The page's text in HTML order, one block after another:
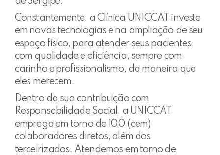
Constantemente, a Clínica UNICCAT investe
em novas tecnologias e na ampliação de seu
espaço físico, para atender seus pacientes
com qualidade e eficiência, sempre com
carinho e profissionalismo, da maneira que
eles merecem.
Dentro da sua contribuição com
Responsabilidade Social, a UNICCAT
emprega em torno de 100 (cem)
colaboradores diretos, além dos
terceirizados. Atendemos em torno de